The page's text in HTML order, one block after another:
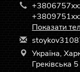
Показати
stoykov310
Україна,
Греківська 5